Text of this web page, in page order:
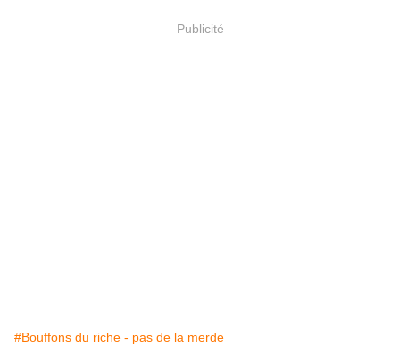
Publicité
#Bouffons du riche - pas de la merde